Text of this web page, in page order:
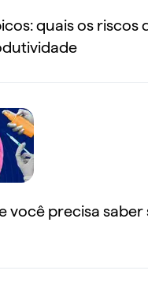
quais os riscos
você precisa saber